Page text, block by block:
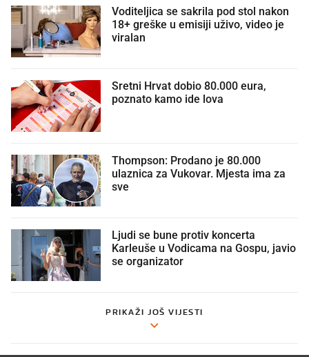
Voditeljica se sakrila pod stol nakon
18+ greške u emisiji uživo, video je
viralan
Sretni Hrvat dobio 80.000 eura,
poznato kamo ide lova
Thompson: Prodano je 80.000
ulaznica za Vukovar. Mjesta ima za
sve
Ljudi se bune protiv koncerta
Karleuše u Vodicama na Gospu, javio
se organizator
PRIKAŽI JOŠ VIJESTI